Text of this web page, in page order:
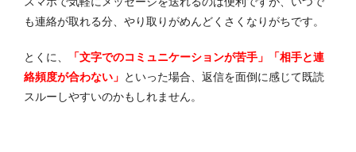
も連絡が取れる分、やり取りがめんどくさくなりがちです。
とくに、
「文字でのコミュニケーションが苦手」「相手と連
絡頻度が合わない」 といった場合、返信を面倒に感じて既読
スルーしやすいのかもしれません。